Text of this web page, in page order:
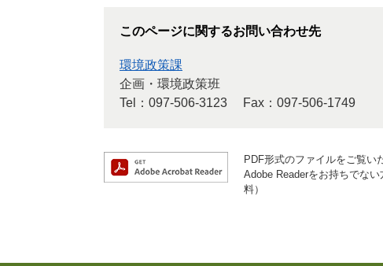
このページに関するお問い合わせ先
環境政策課
企画・環境政策班
Tel：097-506-3123
Fax：097-506-1749
PDF形式のファイルをご覧い
Adobe Readerをお持ちでな
料）